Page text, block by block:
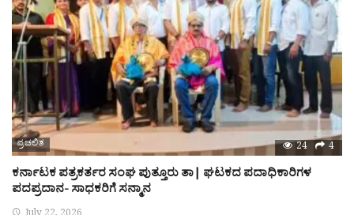
ಪ್ರಚಲಿತ 24 4
ಕರ್ನಾಟಕ ಪತ್ರಕರ್ತರ ಸಂಘ ಪುತ್ತೂರು ತಾ| ಘಟಕದ ಪದಾಧಿಕಾರಿಗಳ
ಪದಪ್ರದಾನ- ಸಾಧಕರಿಗೆ ಸನ್ಮಾನ